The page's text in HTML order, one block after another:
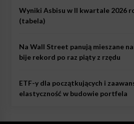
Wyniki Asbisu w II kwartale 2026
(tabela)
Na Wall Street panują mieszane
bije rekord po raz piąty z rzędu
ETF-y dla początkujących i
elastyczność w budowie portfela